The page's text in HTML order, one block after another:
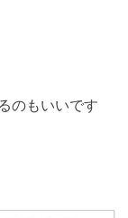
のもいいです